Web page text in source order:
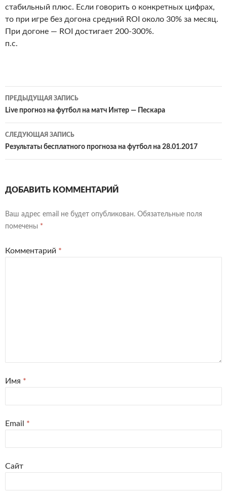
стабильный плюс. Если говорить о конкретных цифрах,
то при игре без догона средний ROI около 30% за месяц.
При догоне — ROI достигает 200-300%.
п.с.
Навигация
по
записям
ПРЕДЫДУЩАЯ ЗАПИСЬ
Live прогноз на футбол на матч Интер — Пескара
СЛЕДУЮЩАЯ ЗАПИСЬ
Результаты бесплатного прогноза на футбол на 28.01.2017
ДОБАВИТЬ КОММЕНТАРИЙ
Ваш адрес email не будет опубликован. Обязательные поля
помечены *
Комментарий *
Имя *
Email *
Сайт